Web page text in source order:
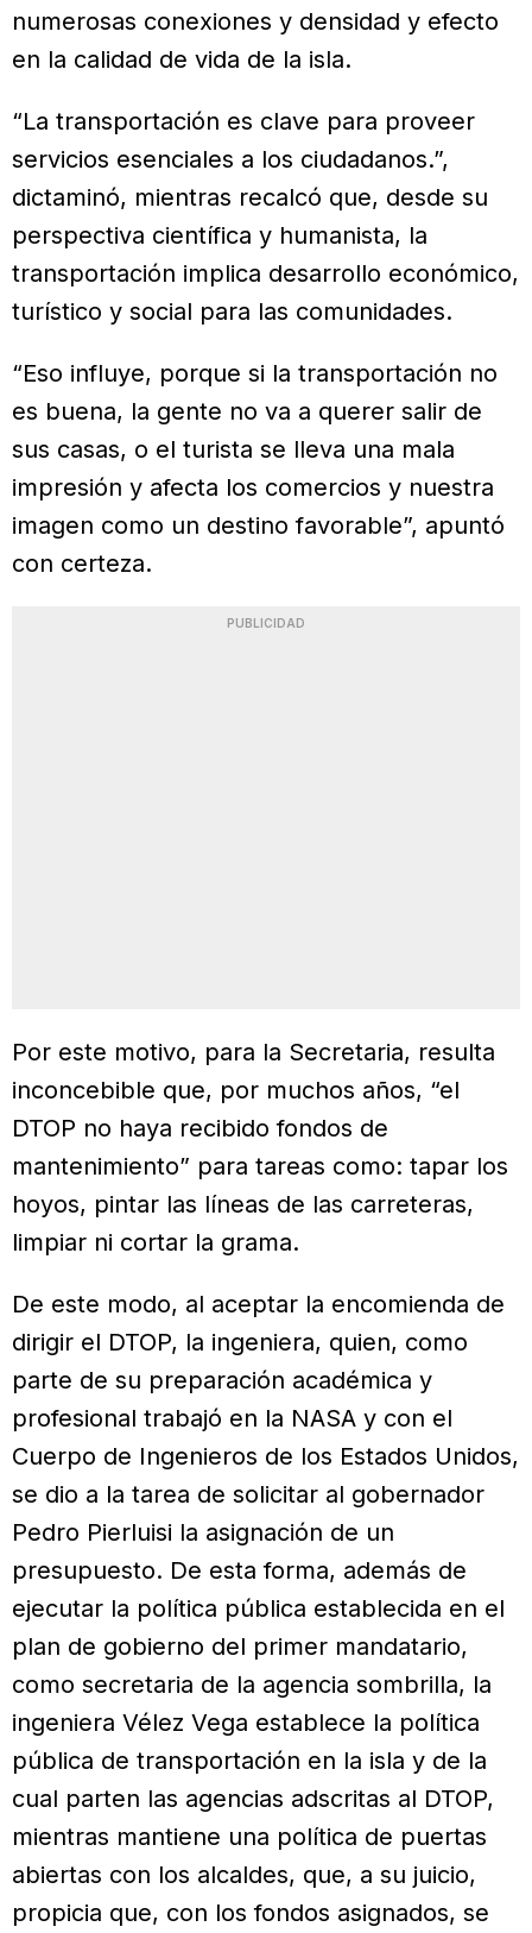
numerosas conexiones y densidad y efecto
en la calidad de vida de la isla.
“La transportación es clave para proveer
servicios esenciales a los ciudadanos.”,
dictaminó, mientras recalcó que, desde su
perspectiva científica y humanista, la
transportación implica desarrollo económico,
turístico y social para las comunidades.
“Eso influye, porque si la transportación no
es buena, la gente no va a querer salir de
sus casas, o el turista se lleva una mala
impresión y afecta los comercios y nuestra
imagen como un destino favorable”, apuntó
con certeza.
PUBLICIDAD
Por este motivo, para la Secretaria, resulta
inconcebible que, por muchos años, “el
DTOP no haya recibido fondos de
mantenimiento” para tareas como: tapar los
hoyos, pintar las líneas de las carreteras,
limpiar ni cortar la grama.
De este modo, al aceptar la encomienda de
dirigir el DTOP, la ingeniera, quien, como
parte de su preparación académica y
profesional trabajó en la NASA y con el
Cuerpo de Ingenieros de los Estados Unidos,
se dio a la tarea de solicitar al gobernador
Pedro Pierluisi la asignación de un
presupuesto. De esta forma, además de
ejecutar la política pública establecida en el
plan de gobierno del primer mandatario,
como secretaria de la agencia sombrilla, la
ingeniera Vélez Vega establece la política
pública de transportación en la isla y de la
cual parten las agencias adscritas al DTOP,
mientras mantiene una política de puertas
abiertas con los alcaldes, que, a su juicio,
propicia que, con los fondos asignados, se